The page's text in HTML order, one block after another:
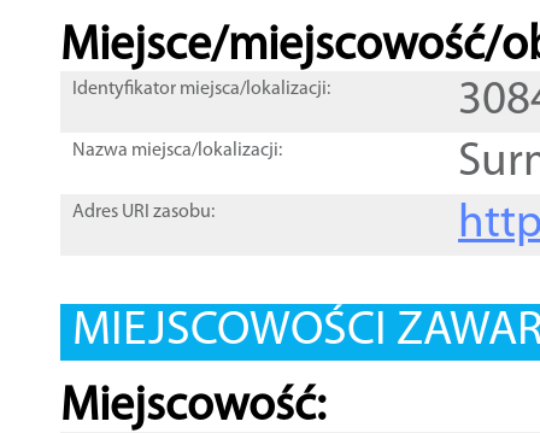
Miejsce/miejscowość/
Identyfikator miejsca/lokalizacji:
Nazwa miejsca/lokalizacji:
Adres URI zasobu:
MIEJSCOWOŚCI
Miejscowość: